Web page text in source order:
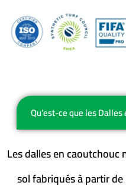
Qu’est-ce que les
Les dalles en
sol fabriqués à partir